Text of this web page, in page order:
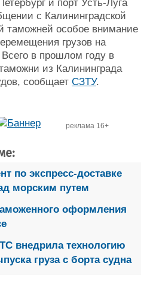
и порт Усть-Луга
с Калининградской
таможней особое внимание
грузов на
в прошлом году в
из Калининграда
сообщает СЗТУ.
реклама 16+
по экспресс-доставке
морским путем
оформления
внедрила технологию
груза с борта судна